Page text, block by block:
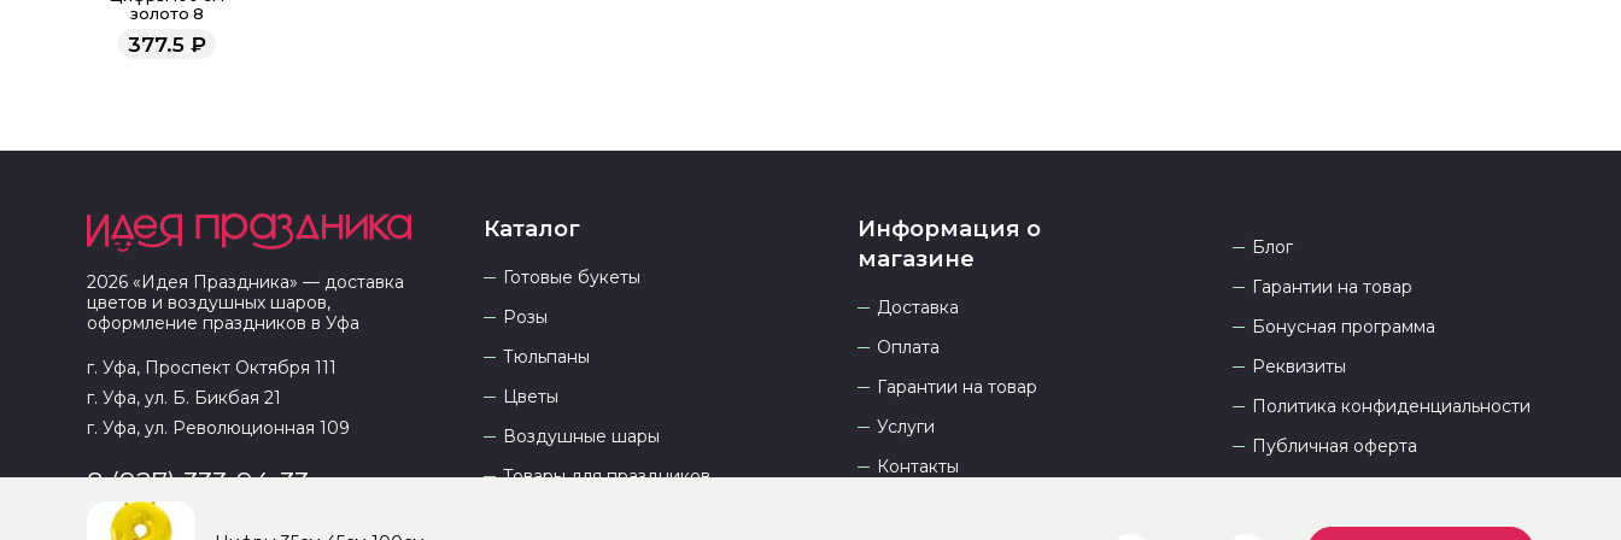
золото 8
377.5₽
2026 «Идея Праздника» — доставка
цветов и воздушных шаров,
оформление праздников в Уфа
г. Уфа, Проспект Октября 111
г. Уфа, ул. Б. Бикбая 21
г. Уфа, ул. Революционная 109
8 (927) 333-94-33
Каталог
Готовые букеты
Розы
Тюльпаны
Цветы
Воздушные шары
Товары для праздников
Информация о
магазине
Доставка
Оплата
Гарантии на товар
Услуги
Контакты
Блог
Гарантии на товар
Бонусная программа
Реквизиты
Политика конфиденциальности
Публичная оферта